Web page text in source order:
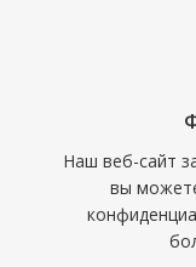
Наш веб-сайт
вы